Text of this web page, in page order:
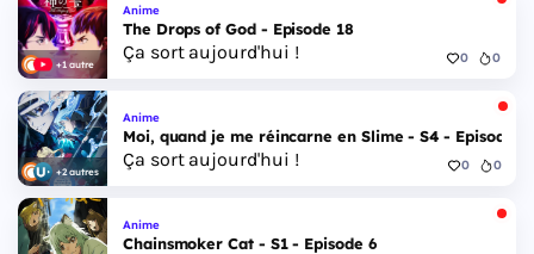
+1 autre
Anime
The Drops of God - Episode 18
Ça sort aujourd'hui ! 0 0
+2 autres
Anime
Moi, quand je me réincarne en Slime - S4 - Episode
Ça sort aujourd'hui ! 0 0
Anime
Chainsmoker Cat - S1 - Episode 6